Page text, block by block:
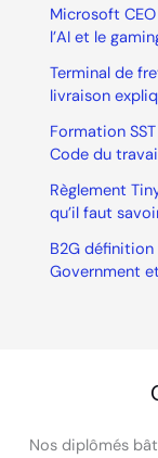
Microsoft
l’AI et le
Terminal de
livraison
Formation
Code du
Règlement
qu’il faut
B2G
Government
Nos diplômés